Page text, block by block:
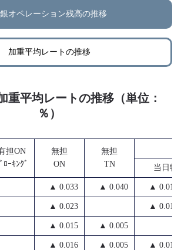
銀オペレーション残高の推移
加重平均レートの推移
重平均レートの推移（単位：
％）
担ON
ﾛｰｷﾝｸﾞ
無担
ON
無担
TN
当日物
▲ 0.033 ▲ 0.040 ▲ 0.010
▲ 0.023 ▲ 0.010
▲ 0.015 ▲ 0.005
▲ 0.016 ▲ 0.005 ▲ 0.010